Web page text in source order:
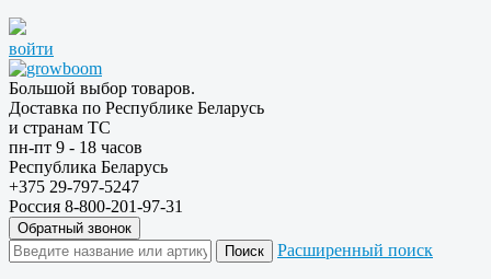
войти
Большой выбор товаров.
Доставка по Республике Беларусь
и странам ТС
пн-пт 9 - 18 часов
Республика Беларусь
+375 29-797-5247
Россия 8-800-201-97-31
Обратный звонок
Расширенный поиск